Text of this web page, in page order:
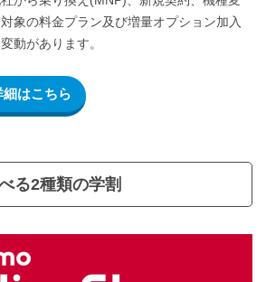
象の料金プラン及び増量オプション加入
動があります。
細はこちら
る2種類の学割